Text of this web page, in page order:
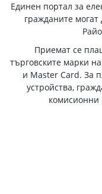
Единен портал за
гражданите
Приемат се
търговските марки
и Master Card. За
устройства,
комисионни